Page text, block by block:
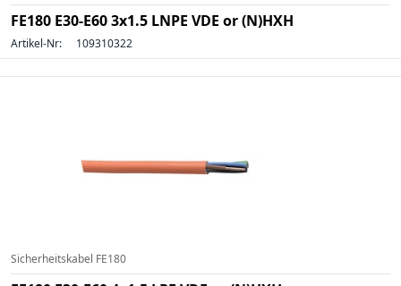
FE180 E30-E60 3x1.5 LNPE VDE or (N)HXH
Artikel-Nr: 109310322
Sicherheitskabel FE180